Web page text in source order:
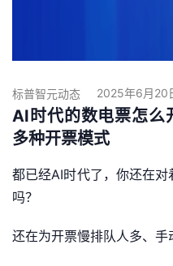
标普智元动态 2025年6月20
AI时代的数电票怎么
多种开票模式
都已经AI时代了，你还在
吗？
还在为开票慢排队人多、手